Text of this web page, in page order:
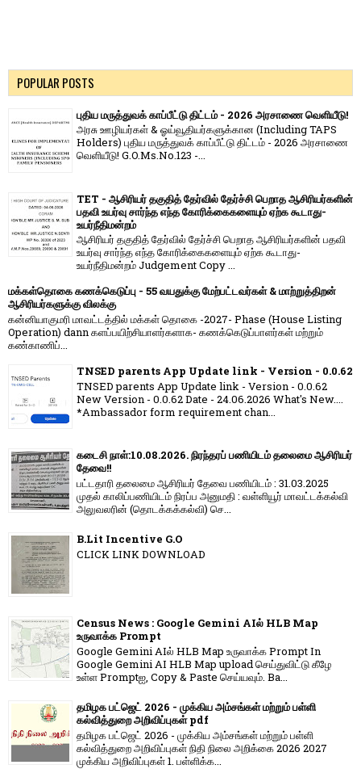
POPULAR POSTS
புதிய மருத்துவக் காப்பீட்டு திட்டம் - 2026 அரசாணை வெளியீடு!
அரசு ஊழியர்கள் & ஓய்வூதியர்களுக்கான (Including TAPS
Holders) புதிய மருத்துவக் காப்பீட்டு திட்டம் - 2026 அரசாணை
வெளியீடு! G.O.Ms.No.123 -...
TET - ஆசிரியர் தகுதித் தேர்வில் தேர்ச்சி பெறாத ஆசிரியர்களின்
பதவி உயர்வு சார்ந்த எந்த கோரிக்கைகளையும் ஏற்க கூடாது-
உயர்நீதிமன்றம்
ஆசிரியர் தகுதித் தேர்வில் தேர்ச்சி பெறாத ஆசிரியர்களின் பதவி
உயர்வு சார்ந்த எந்த கோரிக்கைகளையும் ஏற்க கூடாது-
உயர்நீதிமன்றம் Judgement Copy ...
மக்கள்தொகை கணக்கெடுப்பு - 55 வயதுக்கு மேற்பட்டவர்கள் & மாற்றுத்திறன்
ஆசிரியர்களுக்கு விலக்கு
கன்னியாகுமரி மாவட்டத்தில் மக்கள் தொகை -2027- Phase (House Listing
Operation) dann களப்பயிற்சியாளர்களாக- கணக்கெடுப்பாளர்கள் மற்றும்
கண்காணிப்...
TNSED parents App Update link - Version - 0.0.62
TNSED parents App Update link - Version - 0.0.62
New Version - 0.0.62 Date - 24.06.2026 What's New....
*Ambassador form requirement chan...
கடைசி நாள்:10.08.2026. நிரந்தரப் பணியிடம் தலைமை ஆசிரியர்
தேவை!!
பட்டதாரி தலைமை ஆசிரியர் தேவை பணியிடம் : 31.03.2025
முதல் காலிப்பணியிடம் நிரப்ப அனுமதி : வள்ளியூர் மாவட்டக்கல்வி
அலுவலரின் (தொடக்கக்கல்வி) செ...
B.Lit Incentive G.O
CLICK LINK DOWNLOAD
Census News : Google Gemini AIல் HLB Map
உருவாக்க Prompt
Google Gemini AIல் HLB Map உருவாக்க Prompt In
Google Gemini AI HLB Map upload செய்துவிட்டு கீழே
உள்ள Promptஐ, Copy & Paste செய்யவும். Ba...
தமிழக பட்ஜெட் 2026 - முக்கிய அம்சங்கள் மற்றும் பள்ளி
கல்வித்துறை அறிவிப்புகள் pdf
தமிழக பட்ஜெட் 2026 - முக்கிய அம்சங்கள் மற்றும் பள்ளி
கல்வித்துறை அறிவிப்புகள் நிதி நிலை அறிக்கை 2026 2027
முக்கிய அறிவிப்புகள் 1. பள்ளிக்க...